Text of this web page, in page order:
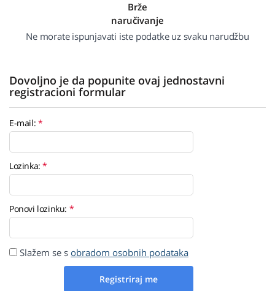
Brže
naručivanje
Ne morate ispunjavati iste podatke uz svaku narudžbu
Dovoljno je da popunite ovaj jednostavni
registracioni formular
E-mail:
Lozinka:
Ponovi lozinku:
Slažem se s obradom osobnih podataka
Registriraj me